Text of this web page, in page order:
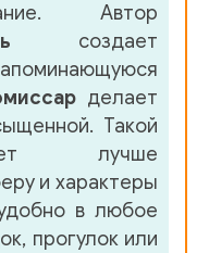
Автор
создает
делает
Такой
лучше
и характеры
в любое
прогулок или